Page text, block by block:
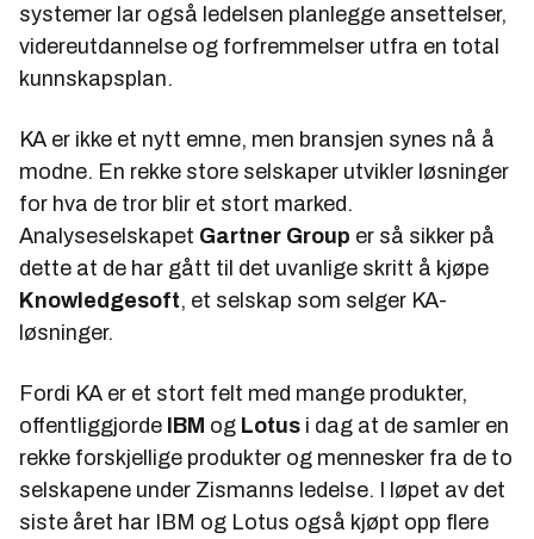
systemer lar også ledelsen planlegge ansettelser,
videreutdannelse og forfremmelser utfra en total
kunnskapsplan.
KA er ikke et nytt emne, men bransjen synes nå å
modne. En rekke store selskaper utvikler løsninger
for hva de tror blir et stort marked.
Analyseselskapet Gartner Group er så sikker på
dette at de har gått til det uvanlige skritt å kjøpe
Knowledgesoft, et selskap som selger KA-
løsninger.
Fordi KA er et stort felt med mange produkter,
offentliggjorde IBM og Lotus i dag at de samler en
rekke forskjellige produkter og mennesker fra de to
selskapene under Zismanns ledelse. I løpet av det
siste året har IBM og Lotus også kjøpt opp flere